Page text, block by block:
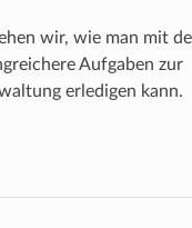
wir, wie man mit
Aufgaben zur
erledigen kann.